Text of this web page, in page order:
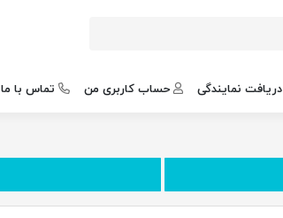
دریافت نمایندگی حساب کاربری من تماس با ما